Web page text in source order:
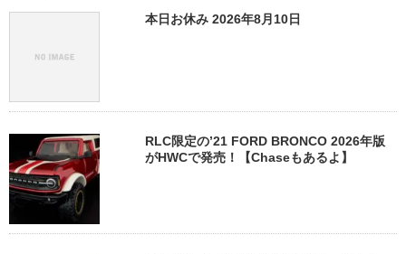
本日お休み 2026年8月10日
RLC限定の’21 FORD BRONCO 2026年版
がHWCで発売！【Chaseもあるよ】